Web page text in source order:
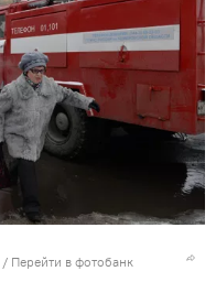
/ Перейти в фотобанк